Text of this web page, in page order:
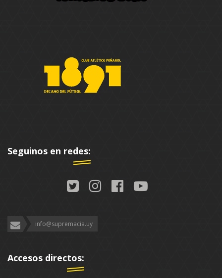
Seguinos en redes:
info@supremacia.uy
Accesos directos: